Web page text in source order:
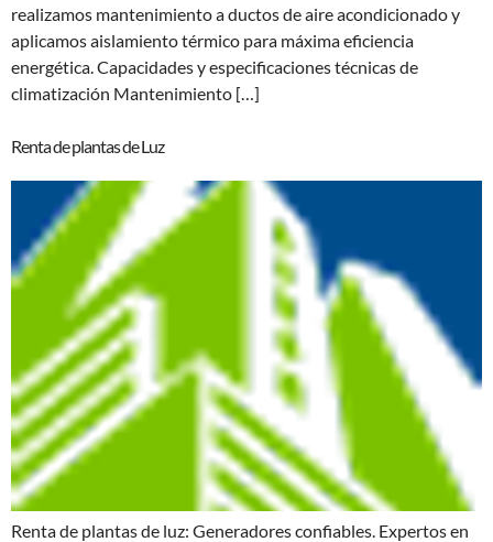
realizamos mantenimiento a ductos de aire acondicionado y
aplicamos aislamiento térmico para máxima eficiencia
energética. Capacidades y especificaciones técnicas de
climatización Mantenimiento […]
Renta de plantas de Luz
Renta de plantas de luz: Generadores confiables. Expertos en